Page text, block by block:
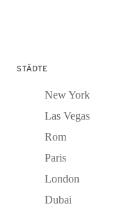
STÄDTE
New York
Las Vegas
Rom
Paris
London
Dubai